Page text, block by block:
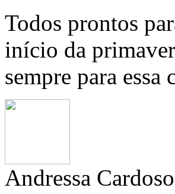
Todos prontos
início da
sempre para
Andressa Cardoso